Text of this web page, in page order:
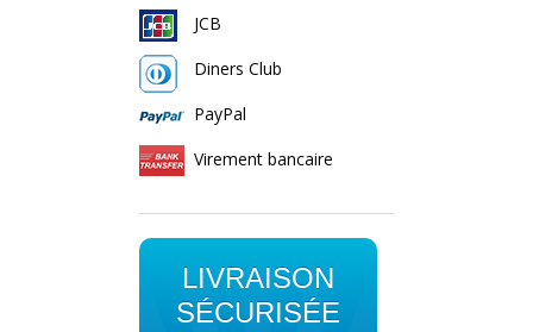
JCB
Diners Club
PayPal
Virement bancaire
LIVRAISON
SÉCURISÉE